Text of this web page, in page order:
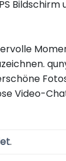
Video-
.